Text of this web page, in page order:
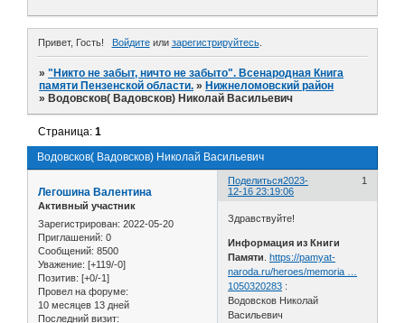
Привет, Гость! Войдитеили зарегистрируйтесь.
»"Никто не забыт, ничто не забыто". Всенародная Книга
памяти Пензенской области. » Нижнеломовский район
» Водовсков( Вадовсков) Николай Васильевич
Водовсков( Вадовсков) Николай Васильевич
Страница:1
Поделиться 1
2023-
12-16 23:19:06
Легошина Валентина
Активный участник
Зарегистрирован: 2022-05-20
Приглашений: 0
Сообщений: 8500
Уважение: [+119/-0]
Позитив: [+0/-1]
Провел на форуме:
10 месяцев 13 дней
Последний визит:
Здравствуйте!
Информация из Книги
Памяти .https://pamyat-
naroda.ru/heroes/memoria …
1050320283 :
Водовсков Николай
Васильевич